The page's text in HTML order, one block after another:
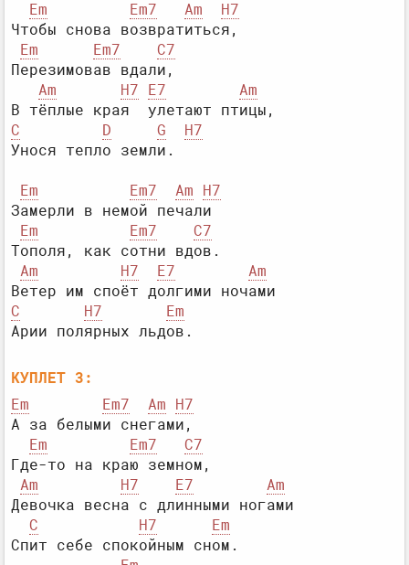
Em
Em7 Am
H7
Чтобы снова возвратиться,
Em
Em7
C7
Перезимовав вдали,
Am
H7 E7
Am
C
D G
H7
Em Em7 Am
H7
Замерли в немой печали
Em
Em7
C7
Тополя, как сотни вдов.
Am
H7 E7
Am
C
H7
Em
КУПЛЕТ 3:
Em
Em7 Am
H7
А за белыми снегами,
Em
Em7
C7
Где-то на краю земном,
Am
H7 E7
Am
Девочка весна с длинными ногами
C
H7
Em
Спит себе спокойным сном.